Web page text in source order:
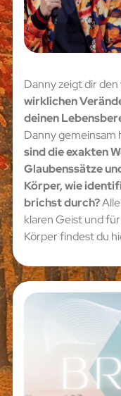
Danny zeigt dir den
wirklichen
deinen
Danny gemeinsam
sind die exakten
Glaubenssätze
Körper, wie
brichst durch?
klaren Geist und
Körper findest du